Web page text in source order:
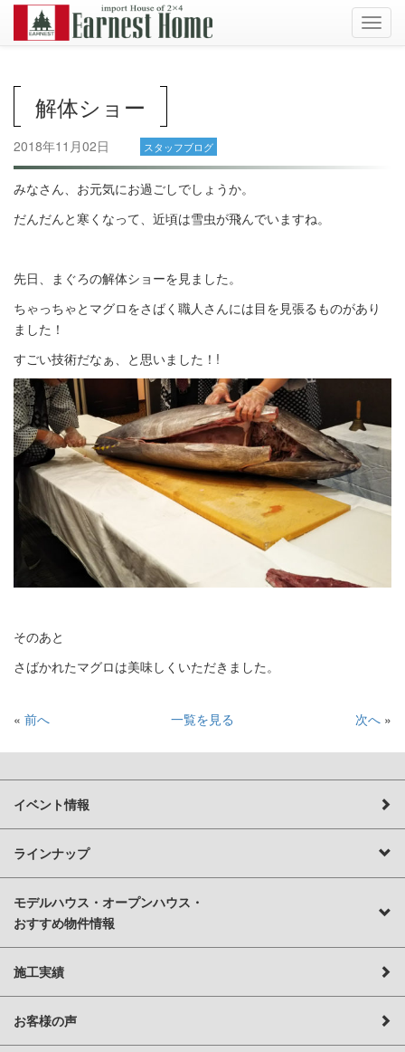
解体ショー
2018年11月02日 スタッフブログ
みなさん、お元気にお過ごしでしょうか。
だんだんと寒くなって、近頃は雪虫が飛んでいますね。
先日、まぐろの解体ショーを見ました。
ちゃっちゃとマグロをさばく職人さんには目を見張るものがあり
ました！
すごい技術だなぁ、と思いました！!
そのあと
さばかれたマグロは美味しくいただきました。
« 前へ 一覧を見る 次へ »
イベント情報
ラインナップ
モデルハウス・オープンハウス・
おすすめ物件情報
施工実績
お客様の声